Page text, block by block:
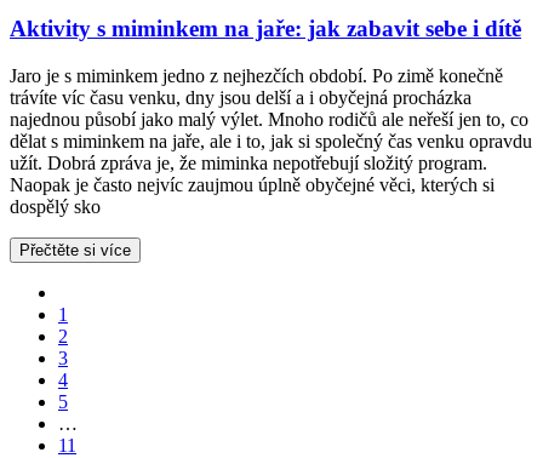
Aktivity s miminkem na jaře: jak zabavit sebe i dítě
Jaro je s miminkem jedno z nejhezčích období. Po zimě konečně
trávíte víc času venku, dny jsou delší a i obyčejná procházka
najednou působí jako malý výlet. Mnoho rodičů ale neřeší jen to, co
dělat s miminkem na jaře, ale i to, jak si společný čas venku opravdu
užít. Dobrá zpráva je, že miminka nepotřebují složitý program.
Naopak je často nejvíc zaujmou úplně obyčejné věci, kterých si
dospělý sko
Přečtěte si více
1
2
3
4
5
…
11